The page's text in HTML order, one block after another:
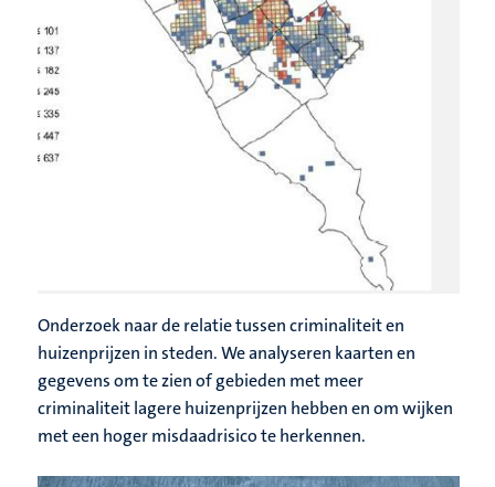
Onderzoek naar de relatie tussen criminaliteit en
huizenprijzen in steden. We analyseren kaarten en
gegevens om te zien of gebieden met meer
criminaliteit lagere huizenprijzen hebben en om wijken
met een hoger misdaadrisico te herkennen.